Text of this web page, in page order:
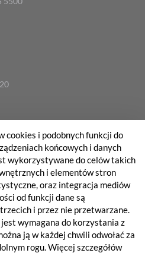
cookies i podobnych funkcji do
końcowych i danych
wykorzystywane do celów takich
i elementów stron
oraz integracja mediów
od funkcji dane są
i przez nie przetwarzane.
wymagana do korzystania z
ją w każdej chwili odwołać za
rogu. Więcej szczegółów